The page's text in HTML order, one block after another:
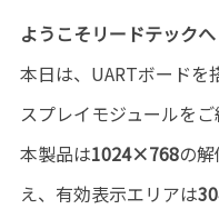
ようこそリードテックへ
本日は、UARTボードを
スプレイモジュールをご
本製品は1024×768の
え、有効表示エリアは